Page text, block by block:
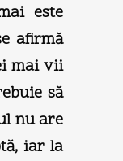
este
afirmă
mai vii
să
nu are
iar la